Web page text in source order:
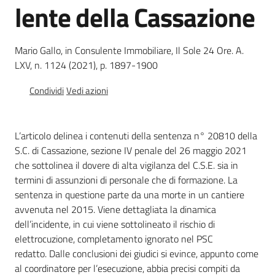
e
vigilanza
Servizi
Ambiti
INAIL
lente della Cassazione
Mario Gallo, in Consulente Immobiliare, Il Sole 24 Ore. A.
LXV, n. 1124 (2021), p. 1897-1900
CondividiVedi azioni
L’articolo delinea i contenuti della sentenza n° 20810 della
S.C. di Cassazione, sezione IV penale del 26 maggio 2021
che sottolinea il dovere di alta vigilanza del C.S.E. sia in
termini di assunzioni di personale che di formazione. La
sentenza in questione parte da una morte in un cantiere
avvenuta nel 2015. Viene dettagliata la dinamica
dell’incidente, in cui viene sottolineato il rischio di
elettrocuzione, completamento ignorato nel PSC
redatto. Dalle conclusioni dei giudici si evince, appunto come
al coordinatore per l’esecuzione, abbia precisi compiti da